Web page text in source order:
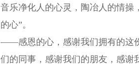
音乐净化人的心灵，陶冶人的情操
的心”。
——感恩的心，感谢我们拥有的这
们的同事，感谢我们的朋友，感谢